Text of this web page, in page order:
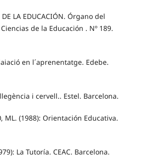
DE LA EDUCACIÓN. Órgano del
de la Educación . Nº 189.
en l´aprenentatge. Edebe.
i cervell.. Estel. Barcelona.
ML. (1988): Orientación Educativa.
La Tutoría. CEAC. Barcelona.